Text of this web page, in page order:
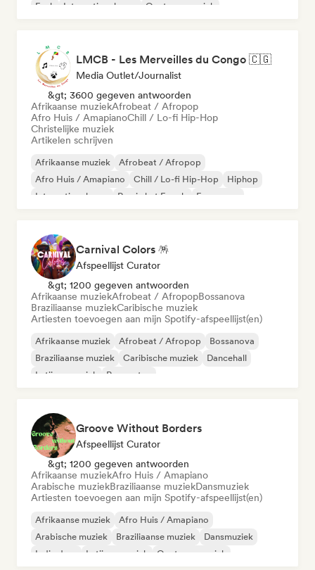
Funk
Internationale rap Oosterse muziek
LMCB - Les Merveilles du Congo 🇨🇬
Media Outlet/Journalist
&gt; 3600 gegeven antwoorden
Afrikaanse muziekAfrobeat / Afropop
Afro Huis / AmapianoChill / Lo-fi Hip-Hop
Christelijke muziek
Artikelen schrijven
Afrikaanse muziek
Afrobeat / Afropop
Afro Huis / Amapiano
Chill / Lo-fi Hip-Hop
Hiphop
Internationale rap
Rap in het Engels Franse rap
Carnival Colors 🪅
Afspeellijst Curator
&gt; 1200 gegeven antwoorden
Afrikaanse muziekAfrobeat / AfropopBossanova
Braziliaanse muziekCaribische muziek
Artiesten toevoegen aan mijn Spotify-afspeellijst(en)
Afrikaanse muziek Afrobeat / Afropop
Bossanova
Braziliaanse muziek
Caribische muziek
Dancehall
Latijnse muziek
Reggaeton
Groove Without Borders
Afspeellijst Curator
&gt; 1200 gegeven antwoorden
Afrikaanse muziekAfro Huis / Amapiano
Arabische muziekBraziliaanse muziekDansmuziek
Artiesten toevoegen aan mijn Spotify-afspeellijst(en)
Afrikaanse muziek
Afro Huis / Amapiano
Arabische muziek
Braziliaanse muziek
Dansmuziek
Indie dans
Latijnse muziek Oosterse muziek